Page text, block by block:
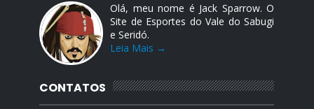
Olá, meu nome é Jack Sparrow. O
Site de Esportes do Vale do Sabugi
e Seridó.
Leia Mais →
CONTATOS